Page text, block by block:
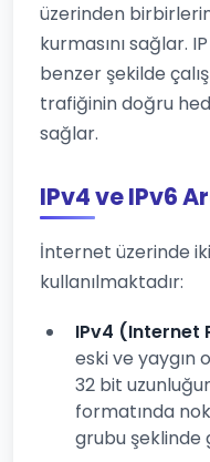
üzerinden
kurmasını sağlar.
benzer şekilde
trafiğinin doğru
sağlar.
IPv4 ve IPv6
İnternet üzerinde
kullanılmaktadır:
IPv4 (Internet
eski ve yaygın
32 bit
formatında
grubu şeklinde